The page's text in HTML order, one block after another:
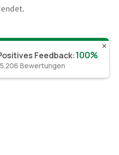
✕
Feedback:100%
Bewertungen